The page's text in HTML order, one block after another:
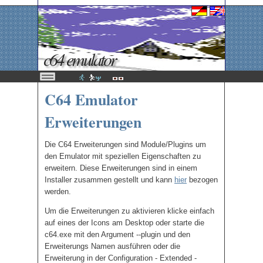
c64 emulator
C64 Emulator
Erweiterungen
Die C64 Erweiterungen sind Module/Plugins um
den Emulator mit speziellen Eigenschaften zu
erweitern. Diese Erweiterungen sind in einem
Installer zusammen gestellt und kann hier bezogen
werden.
Um die Erweiterungen zu aktivieren klicke einfach
auf eines der Icons am Desktop oder starte die
c64.exe mit den Argument --plugin und den
Erweiterungs Namen ausführen oder die
Erweiterung in der Configuration - Extended -